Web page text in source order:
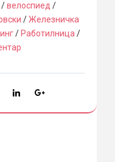
велоспиед /
/Железничка
/ Работилница/